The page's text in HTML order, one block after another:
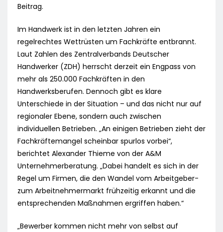
Beitrag.
Im Handwerk ist in den letzten Jahren ein
regelrechtes Wettrüsten um Fachkräfte entbrannt.
Laut Zahlen des Zentralverbands Deutscher
Handwerker (ZDH) herrscht derzeit ein Engpass von
mehr als 250.000 Fachkräften in den
Handwerksberufen. Dennoch gibt es klare
Unterschiede in der Situation – und das nicht nur auf
regionaler Ebene, sondern auch zwischen
individuellen Betrieben. „An einigen Betrieben zieht der
Fachkräftemangel scheinbar spurlos vorbei“,
berichtet Alexander Thieme von der A&M
Unternehmerberatung. „Dabei handelt es sich in der
Regel um Firmen, die den Wandel vom Arbeitgeber-
zum Arbeitnehmermarkt frühzeitig erkannt und die
entsprechenden Maßnahmen ergriffen haben.“
„Bewerber kommen nicht mehr von selbst auf